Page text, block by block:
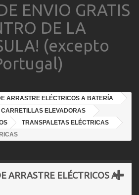
ENVIO GRATIS
DE LA
(excepto
ARRASTRE ELÉCTRICOS A BATERÍA
CARRETILLAS ELEVADORAS
TRANSPALETAS ELÉCTRICAS
ARRASTRE ELÉCTRICOS A